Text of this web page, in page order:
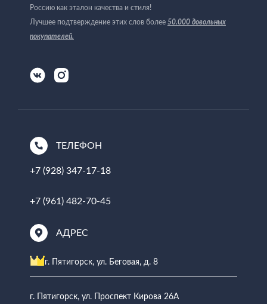
Россию как эталон качества и стиля!
Лучшее подтверждение этих слов более 50.000 довольных
покупателей.
ТЕЛЕФОН
+7 (928) 347-17-18
+7 (961) 482-70-45
АДРЕС
г. Пятигорск, ул. Беговая, д. 8
г. Пятигорск, ул. Проспект Кирова 26А